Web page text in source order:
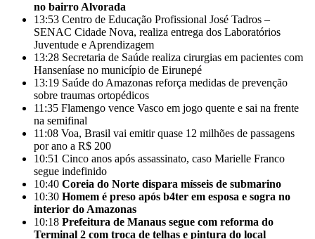
no bairro Alvorada
13:53 Centro de Educação Profissional José Tadros –
SENAC Cidade Nova, realiza entrega dos Laboratórios
Juventude e Aprendizagem
13:28 Secretaria de Saúde realiza cirurgias em pacientes com
Hanseníase no município de Eirunepé
13:19 Saúde do Amazonas reforça medidas de prevenção
sobre traumas ortopédicos
11:35 Flamengo vence Vasco em jogo quente e sai na frente
na semifinal
11:08 Voa, Brasil vai emitir quase 12 milhões de passagens
por ano a R$ 200
10:51 Cinco anos após assassinato, caso Marielle Franco
segue indefinido
10:40 Coreia do Norte dispara mísseis de submarino
10:30 Homem é preso após b4ter em esposa e sogra no
interior do Amazonas
10:18 Prefeitura de Manaus segue com reforma do
Terminal 2 com troca de telhas e pintura do local